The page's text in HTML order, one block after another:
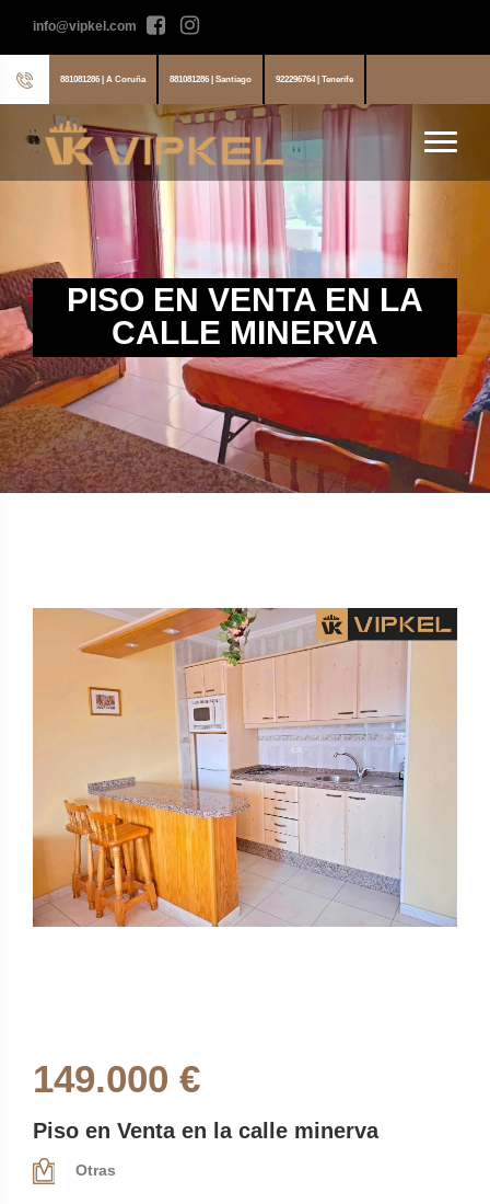
info@vipkel.com
881081286 | A Coruña 881081286 | Santiago 922296764 | Tenerife
PISO EN VENTA EN LA
CALLE MINERVA
149.000 €
Piso en Venta en la calle minerva
Otras